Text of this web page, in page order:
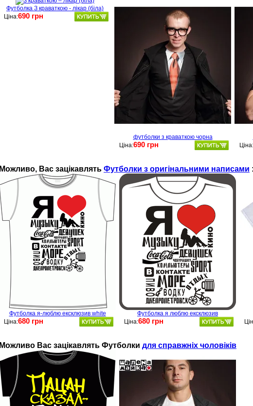
Футболка З краваткою - лікар (біла)
Ціна:690 грн
футболки з краваткою чорна
Ціна:690 грн
Ціна:
Можливо, Ваc зацікавлять Футболки з оригінальними написами :
Футболка я-люблю ексклюзив white
Ціна:680 грн
Футболка я люблю ексклюзив
Ціна:680 грн
Можливо Ваc зацікавлять Футболки для справжніх чоловіків